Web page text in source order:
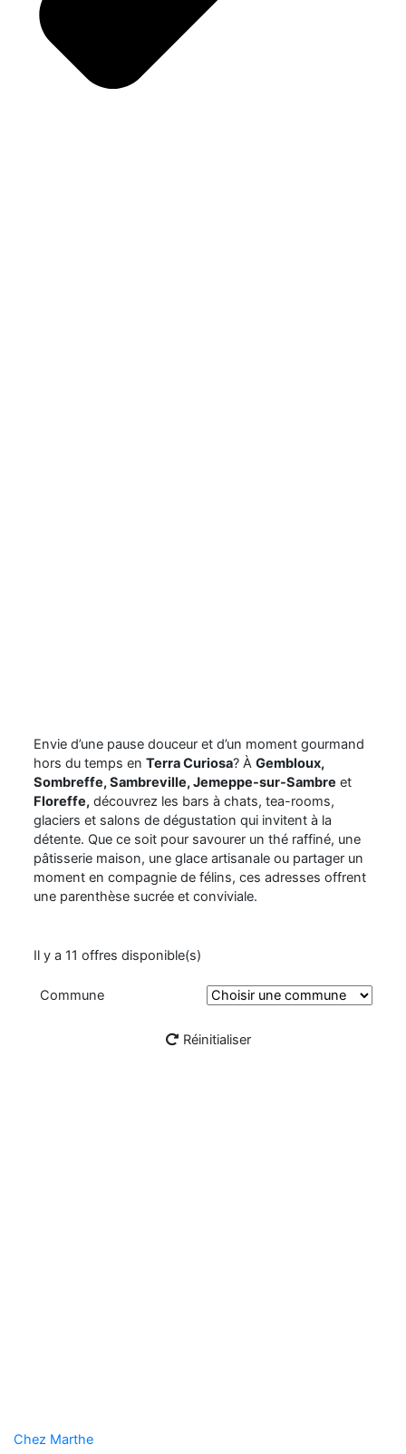
Envie d’une pause douceur et d’un moment gourmand
hors du temps en Terra Curiosa? À Gembloux,
Sombreffe,Sambreville,Jemeppe-sur-Sambre et
Floreffe,découvrez les bars à chats, tea-rooms,
glaciers et salons de dégustation qui invitent à la
détente. Que ce soit pour savourer un thé raffiné, une
pâtisserie maison, une glace artisanale ou partager un
moment en compagnie de félins, ces adresses offrent
une parenthèse sucrée et conviviale.
Il y a 11 offres disponible(s)
Commune
Réinitialiser
Chez Marthe